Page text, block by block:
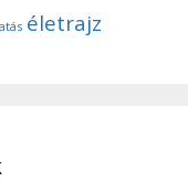
életrajz